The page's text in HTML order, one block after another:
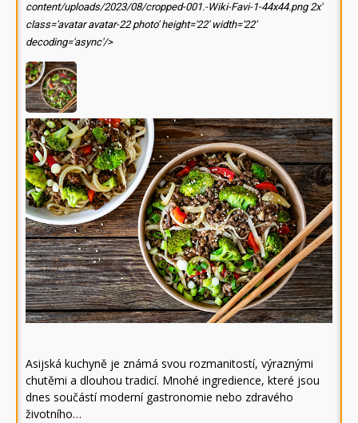
content/uploads/2023/08/cropped-001.-Wiki-Favi-1-44x44.png 2x'
class='avatar avatar-22 photo' height='22' width='22'
decoding='async'/>
Asijská kuchyně je známá svou rozmanitostí, výraznými
chutěmi a dlouhou tradicí. Mnohé ingredience, které jsou
dnes součástí moderní gastronomie nebo zdravého
životního…